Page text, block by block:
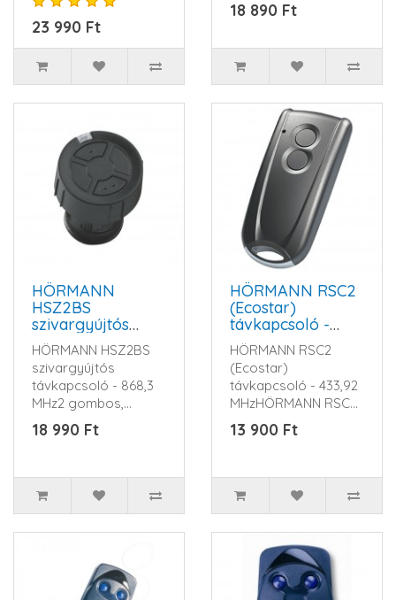
BiSecur
rendszerekhe..
23 990 Ft
18 890 Ft
HÖRMANN
HSZ2BS
szivargyújtós
távkapcsoló -
868,3 MHz
HÖRMANN HSZ2BS
szivargyújtós
távkapcsoló - 868,3
MHz2 gombos,
Impulzusos, a
gépkocsi
18 990 Ft
HÖRMANN RSC2
(Ecostar)
távkapcsoló -
433,92 MHz
HÖRMANN RSC2
(Ecostar)
távkapcsoló - 433,92
MHzHÖRMANN RSC2
(ECOSTAR)Ház
színeFeketeGombok
13 900 Ft